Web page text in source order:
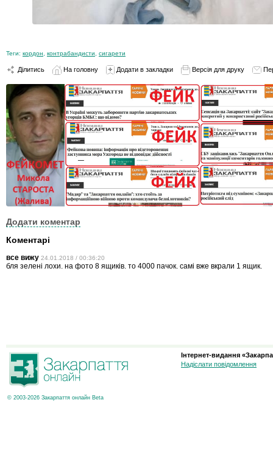
Теги: кордон контрабандисти сигарети
Ділитись На головну Додати в закладки Версія для друку
Додати коментар
Коментарі
все вижу 24.01.2018 / 00:36:20
бля зелені лохи. на фото 8 ящиків. то 4000 пачок. самі вже вкрали 1 ящик.
© 2003-2026 Закарпаття онлайн Beta
Інтернет-видання
Надіслати повідомлення